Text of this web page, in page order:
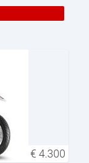
€ 4.300